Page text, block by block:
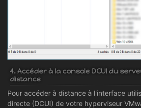
4. Accéder à la console DCUI du
distance
Pour accéder à distance à l'interface
directe (DCUI) de votre hyperviseur